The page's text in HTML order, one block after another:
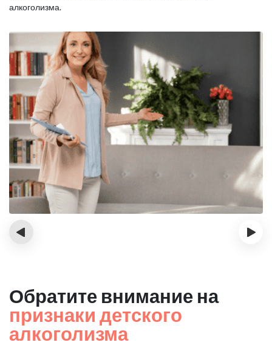
алкоголизма.
‹ ›
Обратите внимание на
признаки детского
алкоголизма